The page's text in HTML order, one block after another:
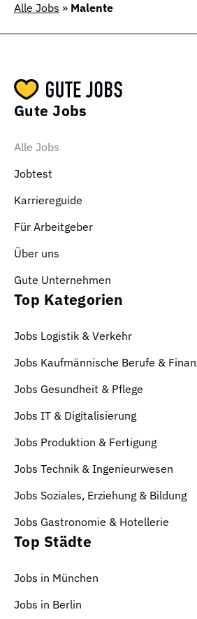
Alle Jobs » Malente
Gute Jobs
Alle Jobs
Jobtest
Karriereguide
Für Arbeitgeber
Über uns
Gute Unternehmen
Top Kategorien
Jobs Logistik & Verkehr
Jobs Kaufmännische Berufe &
Jobs Gesundheit & Pflege
Jobs IT & Digitalisierung
Jobs Produktion & Fertigung
Jobs Technik & Ingenieurwesen
Jobs Soziales, Erziehung & Bildung
Jobs Gastronomie & Hotellerie
Top Städte
Jobs in München
Jobs in Berlin